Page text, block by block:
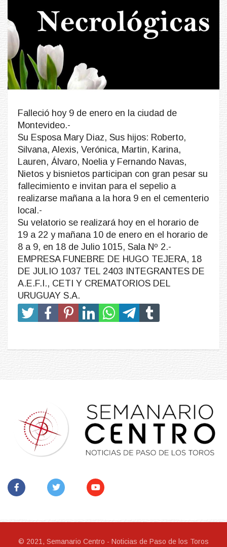
Falleció hoy 9 de enero en la ciudad de
Montevideo.-
Su Esposa Mary Diaz, Sus hijos: Roberto,
Silvana, Alexis, Verónica, Martin, Karina,
Lauren, Álvaro, Noelia y Fernando Navas,
Nietos y bisnietos participan con gran pesar su
fallecimiento e invitan para el sepelio a
realizarse mañana a la hora 9 en el cementerio
local.-
Su velatorio se realizará hoy en el horario de
19 a 22 y mañana 10 de enero en el horario de
8 a 9, en 18 de Julio 1015, Sala Nº 2.-
EMPRESA FUNEBRE DE HUGO TEJERA, 18
DE JULIO 1037 TEL 2403 INTEGRANTES DE
A.E.F.I., CETI Y CREMATORIOS DEL
URUGUAY S.A.
© 2021, Semanario Centro - Noticias de Paso de los Toros